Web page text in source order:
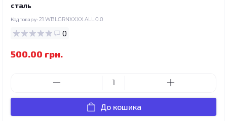
сталь
Код товару: 21.WBLGRNXXXX.ALL.0.0
0
500.00 грн.
До кошика